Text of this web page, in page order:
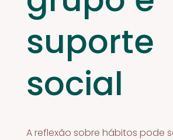
suporte
social
A reflexão sobre hábitos pode